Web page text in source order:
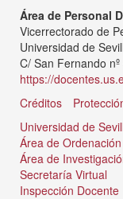
Área de Personal
Vicerrectorado de
Universidad de
C/ San Fernando
https://
Créditos
Universidad de
Área de
Área de
Secretaría Virtual
Inspección Docente